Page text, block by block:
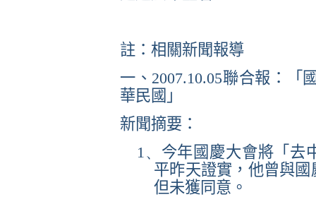
註：相關新聞報導
一、 2007.10.05聯合報：「
華民國」
新聞摘要：
1、 今年國慶大會將「去
平昨天證實，他曾與
但未獲同意。